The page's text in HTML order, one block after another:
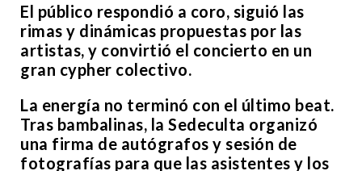
El público respondió a coro, siguió las
rimas y dinámicas propuestas por las
artistas, y convirtió el concierto en un
gran cypher colectivo.
La energía no terminó con el último beat.
Tras bambalinas, la Sedeculta organizó
una firma de autógrafos y sesión de
fotografías para que las asistentes y los